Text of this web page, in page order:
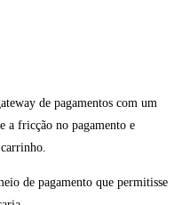
de pagamentos com um
a fricção no pagamento e
de pagamento que permitisse